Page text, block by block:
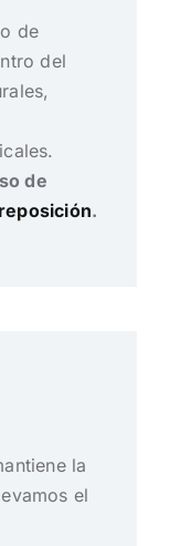
de
del
de
.
la
el